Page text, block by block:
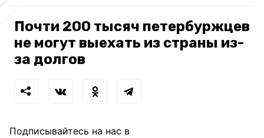
Почти 200 тысяч петербуржцев
не могут выехать из страны из-
за долгов
Подписывайтесь на нас в